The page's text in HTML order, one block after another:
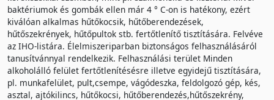
baktériumok és gombák ellen már 4 ° C-on is hatékony, ezért
kiválóan alkalmas hűtőkocsik, hűtőberendezések,
hűtőszekrények, hűtőpultok stb. fertőtlenítő tisztítására. Felvéve
az IHO-listára. Élelmiszeriparban biztonságos felhasználásáról
tanusítvánnyal rendelkezik. Felhasználási terület Minden
alkoholálló felület fertőtlenítésésre illetve egyidejű tisztítására,
pl. munkafelület, pult,csempe, vágódeszka, feldolgozó gép, kés,
asztal, ajtókilincs, hűtőkocsi, hűtőberendezés,hűtőszekrény,